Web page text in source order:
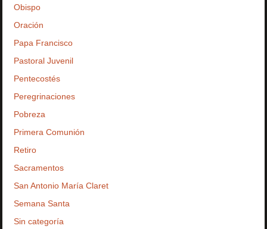
Obispo
Oración
Papa Francisco
Pastoral Juvenil
Pentecostés
Peregrinaciones
Pobreza
Primera Comunión
Retiro
Sacramentos
San Antonio María Claret
Semana Santa
Sin categoría